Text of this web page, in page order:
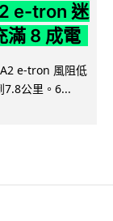
e-tron 迷
8 成電
e-tron 風阻低
7.8公里。6...